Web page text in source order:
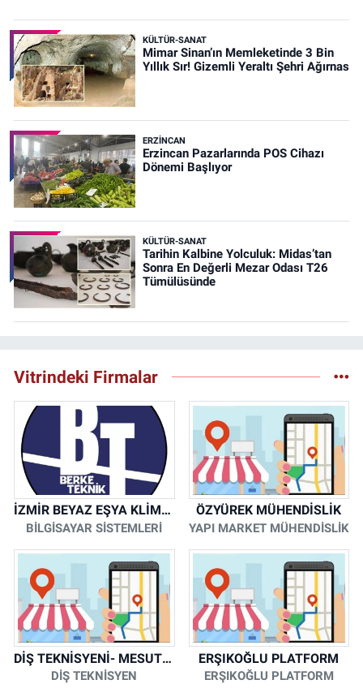
KÜLTÜR-SANAT
Mimar Sinan’ın Memleketinde 3 Bin
Yıllık Sır! Gizemli Yeraltı Şehri Ağırnas
ERZINCAN
Erzincan Pazarlarında POS Cihazı
Dönemi Başlıyor
KÜLTÜR-SANAT
Tarihin Kalbine Yolculuk: Midas’tan
Sonra En Değerli Mezar Odası T26
Tümülüsünde
Vitrindeki Firmalar
İZMİR BEYAZ EŞYA KLİMA KOMBİ SERVİSİ
BİLGİSAYAR SİSTEMLERİ
ÖZYÜREK MÜHENDİSLİK
YAPI MARKET MÜHENDİSLİK
DİŞ TEKNİSYENİ- MESUT KORKMAZ
DİŞ TEKNİSYEN
ERŞIKOĞLU PLATFORM
ERŞIKOĞLU PLATFORM